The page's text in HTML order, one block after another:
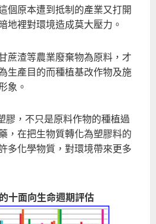
個原本遭到抵制的產業又打開
地裡對環境造成莫大壓力。
蔗渣等農業廢棄物為原料，才
生產目的而種植基改作物及施
象。
膠，不只是原料作物的種植過
，在把生物質轉化為塑膠料的
多化學物質，對環境帶來更多
十面向生命週期評估